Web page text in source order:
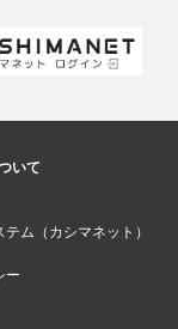
いて
ム（カシマネット）
ー